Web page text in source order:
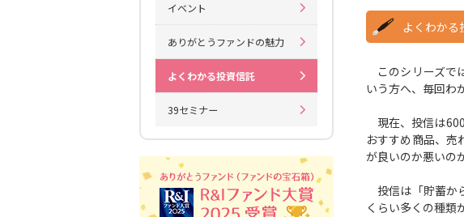
よくわかる
このシリーズで
いう方へ、毎回わ
現在、投信は
おすすめ商品、売
が良いのか悪いの
投信は「貯蓄か
くらい多くの種類
イベント
ありがとうファンドの魅力
よくわかる投資信託
39セミナー